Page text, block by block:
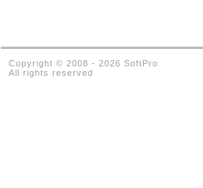
Copyright © 2008 - 2026 SoftPro
All rights reserved